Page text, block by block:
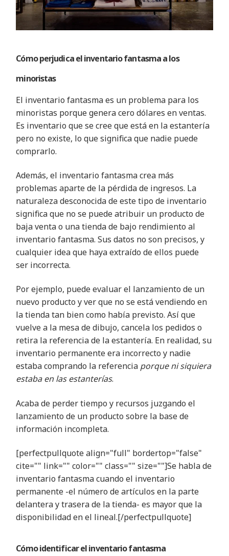
Cómo perjudica el inventario fantasma a los
minoristas
El inventario fantasma es un problema para los
minoristas porquegenera cero dólares en ventas.
Es inventario que se cree que está en la estantería
pero no existe, lo que significa que nadie puede
comprarlo.
Además, el inventario fantasma crea más
problemas aparte de la pérdida de ingresos. La
naturaleza desconocida de este tipo de inventario
significa que no se puede atribuir un producto de
baja venta o una tienda de bajo rendimiento al
inventario fantasma. Sus datos no son precisos, y
cualquier idea que haya extraído de ellos puede
ser incorrecta.
Por ejemplo, puede evaluar el lanzamiento de un
nuevo producto y ver que no se está vendiendo en
la tienda tan bien como había previsto. Así que
vuelve a la mesa de dibujo, cancela los pedidos o
retira la referencia de la estantería. En realidad, su
inventario permanente era incorrecto y nadie
estaba comprando la referencia porque ni siquiera
estaba en las estanterías.
Acaba de perder tiempo y recursos juzgando el
lanzamiento de un producto sobre la base de
información incompleta.
[perfectpullquote align="full" bordertop="false"
cite="" link="" color="" class="" size=""]Se habla de
inventario fantasma cuando el inventario
permanente -el número de artículos en la parte
delantera y trasera de la tienda- es mayor que la
disponibilidad en el lineal.[/perfectpullquote]
Cómo identificarelinventario fantasma